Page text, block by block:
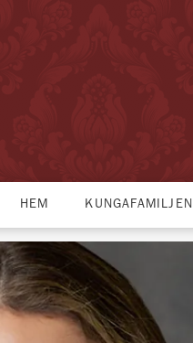
HEM KUNGAFAMILJEN